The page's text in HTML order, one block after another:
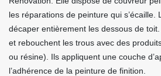
les réparations de peinture qui s’écaille.
décaper entièrement les dessous de
et rebouchent les trous avec des
ou résine). Ils appliquent une couche
l’adhérence de la peinture de finition.